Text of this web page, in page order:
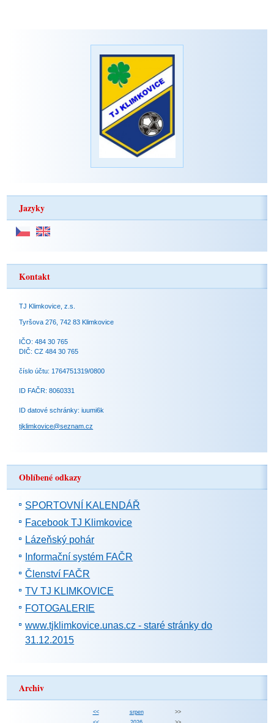
Jazyky
Kontakt
TJ Klimkovice, z.s.
Tyršova 276, 742 83 Klimkovice
IČO: 484 30 765
DIČ: CZ 484 30 765
číslo účtu: 1764751319/0800
ID FAČR: 8060331
ID datové schránky: iuumi6k
tjklimkovice@seznam.cz
Oblíbené odkazy
SPORTOVNÍ KALENDÁŘ
Facebook TJ Klimkovice
Lázeňský pohár
Informační systém FAČR
Členství FAČR
TV TJ KLIMKOVICE
FOTOGALERIE
www.tjklimkovice.unas.cz - staré stránky do
31.12.2015
Archiv
<< srpen
>>